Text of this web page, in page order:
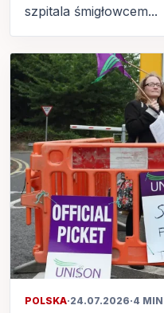
szpitala śmigłowcem...
POLSKA·24.07.2026·4 MIN